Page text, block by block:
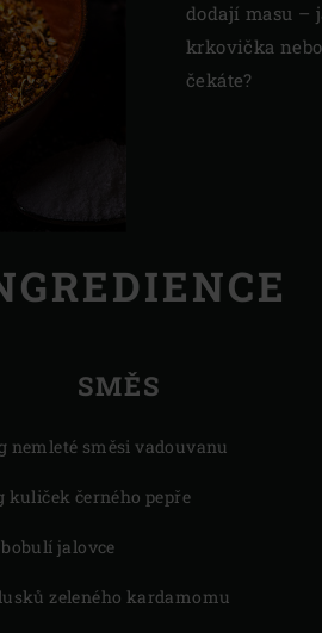
dodají masu –
krkovička
čekáte?
SMĚS
nemleté směsi vadouvanu
kuliček černého pepře
bobulí jalovce
zeleného kardamomu